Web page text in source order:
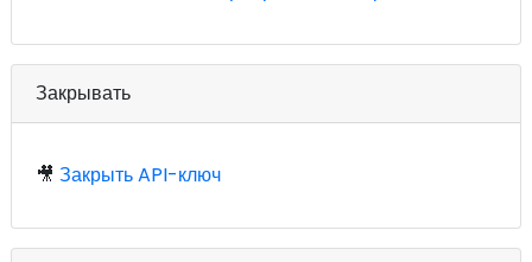
Закрывать
🎥 Закрыть API-ключ